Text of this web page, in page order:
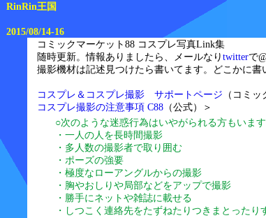
RinRin王国
2015/08/14-16
コミックマーケット88 コスプレ写真Link集
随時更新。情報ありましたら、メールなりtwitterで
撮影機材は記述見つけたら書いてます。どこかに書
コスプレ＆コスプレ撮影 サポートページ （コミ
コスプレ撮影の注意事項 C88 （公式）＞
○次のような迷惑行為はいやがられる方もいま
・一人の人を長時間撮影
・多人数の撮影者で取り囲む
・ポーズの強要
・極度なローアングルからの撮影
・胸やおしりや局部などをアップで撮影
・勝手にネットや雑誌に載せる
・しつこく連絡先をたずねたりつきまとったり